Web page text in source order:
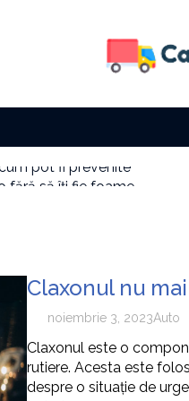
fără să îți fie foame
zi
pot fi prevenite
Claxonul nu
noiembrie 3, 2023Auto
Claxonul este o
rutiere. Acesta este
despre o situație de